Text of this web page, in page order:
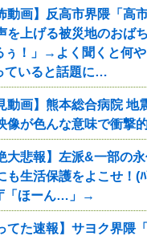
動画】反高市界隈「高
を上げる被災地のおば
ぅ！」→よく聞くと何
ていると話題に…
動画】熊本総合病院 地
像が色んな意味で衝撃
大悲報】左派&一部の
も生活保護をよこせ！(ﾊ
「ほーん…」→
てた速報】サヨク界隈